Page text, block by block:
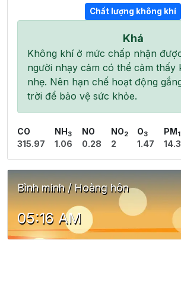
Chất lượng không khí
Khá
Không khí ở mức chấp nhận
người nhạy cảm có thể cảm thấy
nhẹ. Nên hạn chế hoạt động
trời để bảo vệ sức khỏe.
CO
315.97
NH 3
1.06
NO
0.28
NO2
2
O3
1.47
PM
Bình minh / Hoàng hôn
05:16 AM